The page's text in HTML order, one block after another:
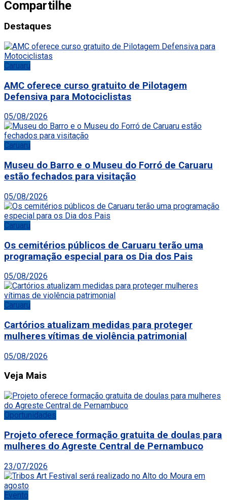
Compartilhe
Destaques
Caruaru
AMC oferece curso gratuito de Pilotagem
Defensiva para Motociclistas
05/08/2026
Caruaru
Museu do Barro e o Museu do Forró de Caruaru
estão fechados para visitação
05/08/2026
Caruaru
Os cemitérios públicos de Caruaru terão uma
programação especial para os Dia dos Pais
05/08/2026
Caruaru
Cartórios atualizam medidas para proteger
mulheres vítimas de violência patrimonial
05/08/2026
Veja Mais
Oportunidades
Projeto oferece formação gratuita de doulas para
mulheres do Agreste Central de Pernambuco
23/07/2026
Evento